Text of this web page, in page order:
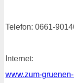
Telefon: 0661-
Internet:
www.zum-